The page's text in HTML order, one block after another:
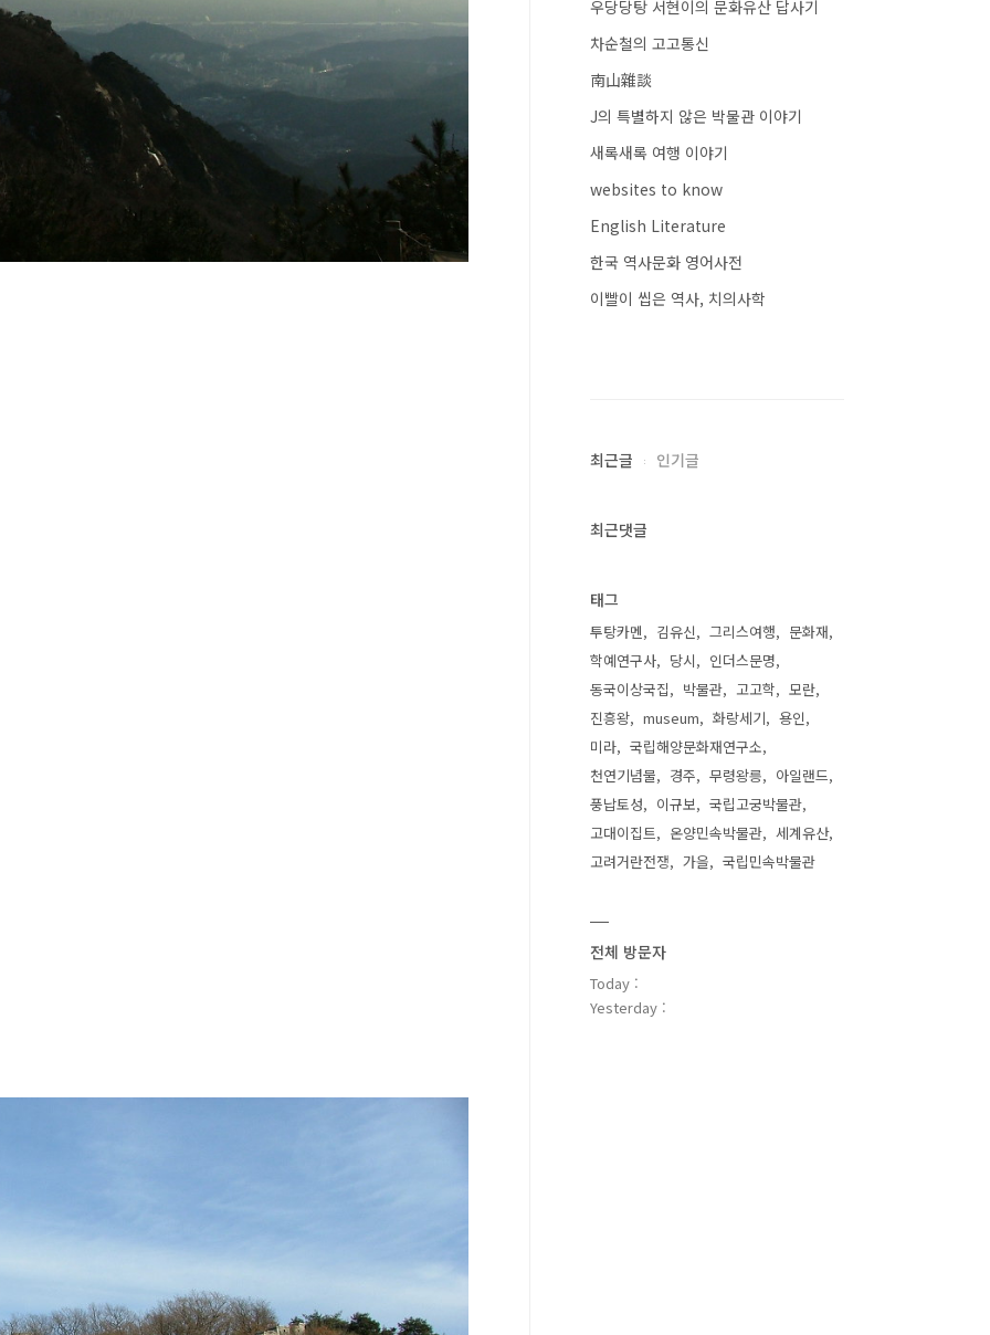
우당당탕 서현이의 문화유산 답사기
차순철의 고고통신
南山雜談
J의 특별하지 않은 박물관 이야기
새록새록 여행 이야기
websites to know
English Literature
한국 역사문화 영어사전
이빨이 씹은 역사, 치의사학
최근글 인기글
최근댓글
태그
투탕카멘 김유신 그리스여행
문화재
학예연구사
당시
인더스문명
동국이상국집
박물관 고고학
모란
진흥왕
museum 화랑세기
용인
미라
국립해양문화재연구소
천연기념물
경주 무령왕릉
아일랜드
풍납토성
이규보
국립고궁박물관
고대이집트
온양민속박물관
세계유산
고려거란전쟁
가을 국립민속박물관
전체 방문자
Today :
Yesterday :